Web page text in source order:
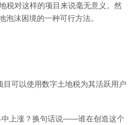
税对这样的项目来说毫无意义。然
沫困境的一种可行方法。
可以使用数字土地税为其活跃用户
上涨？换句话说——谁在创造这个